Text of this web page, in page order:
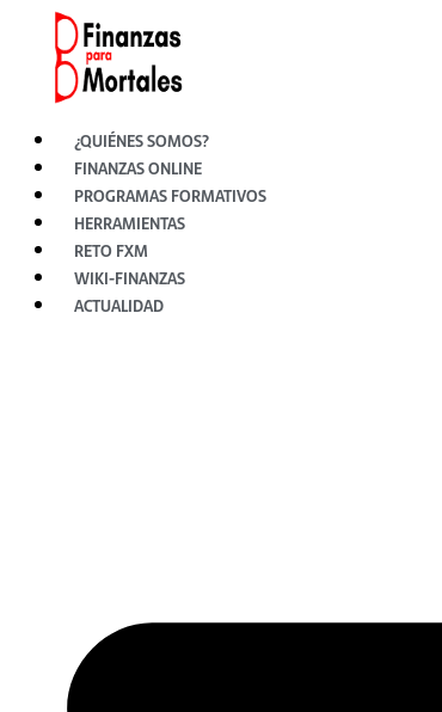
contenido
¿QUIÉNES SOMOS?
FINANZAS ONLINE
PROGRAMAS FORMATIVOS
HERRAMIENTAS
RETO FXM
WIKI-FINANZAS
ACTUALIDAD